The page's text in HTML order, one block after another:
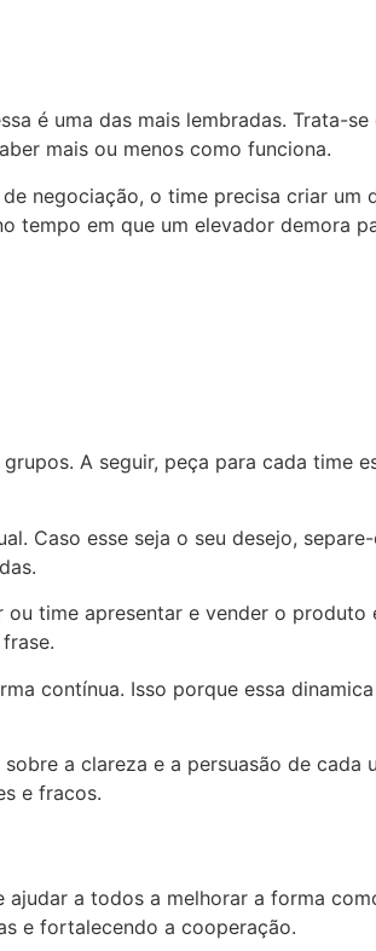
é uma das mais lembradas. Trata-
mais ou menos como funciona.
de negociação, o time precisa criar
tempo em que um elevador demora
A seguir, peça para cada
Caso esse seja o seu desejo,
time apresentar e vender o
contínua. Isso porque essa
a clareza e a persuasão de
e fracos.
a todos a melhorar a forma
e fortalecendo a cooperação.